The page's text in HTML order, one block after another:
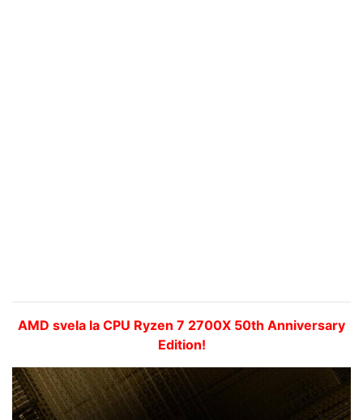
AMD svela la CPU Ryzen 7 2700X 50th Anniversary
Edition!